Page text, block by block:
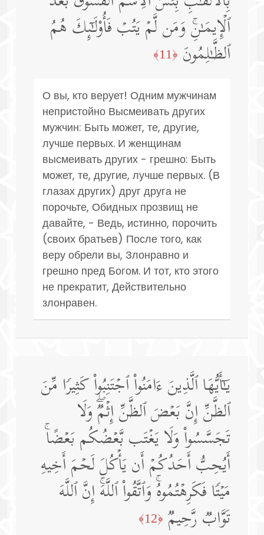
ٱلۡإِیمَـٰنِۚ وَمَن لَّمۡ یَتُبۡ فَأُو۟لَـٰۤىِٕكَ هُمُ
ٱلظَّـٰلِمُونَ ﴿11﴾
О вы, кто верует! Одним мужчинам
непристойно Высмеивать других
мужчин: Быть может, те, другие,
лучше первых. И женщинам
высмеивать других - грешно: Быть
может, те, другие, лучше первых. (В
глазах других) друг друга не
порочьте, Обидных прозвищ не
давайте, - Ведь, истинно, порочить
(своих братьев) После того, как
веру обрели вы, Злонравно и
грешно пред Богом. И тот, кто этого
не прекратит, Действительно
злонравен.
یَـٰۤأَیُّهَا ٱلَّذِینَ ءَامَنُوا۟ ٱجۡتَنِبُوا۟ كَثِیرࣰا مِّنَ
ٱلظَّنِّ إِنَّ بَعۡضَ ٱلظَّنِّ إِثۡمࣱۖ وَلَا
تَجَسَّسُوا۟ وَلَا یَغۡتَب بَّعۡضُكُم بَعۡضًاۚ
أَیُحِبُّ أَحَدُكُمۡ أَن یَأۡكُلَ لَحۡمَ أَخِیهِ
مَیۡتࣰا فَكَرِهۡتُمُوهُۚ وَٱتَّقُوا۟ ٱللَّهَۚ إِنَّ ٱللَّهَ
تَوَّابࣱ رَّحِیمࣱ ﴿12﴾